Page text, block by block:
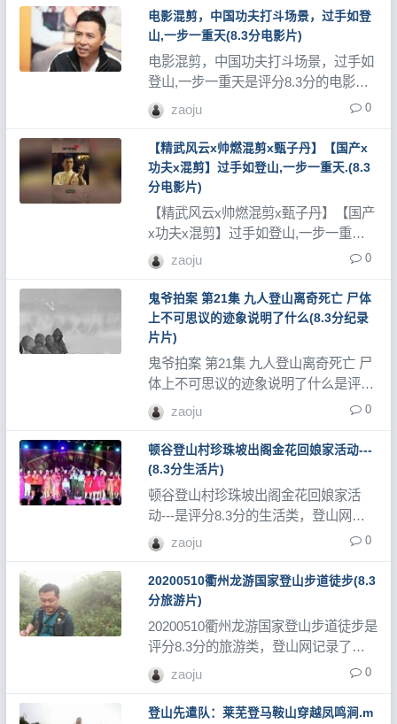
电影混剪，中国功夫打斗场景，过手如登
山,一步一重天(8.3分电影片)
电影混剪，中国功夫打斗场景，过手如
登山,一步一重天是评分8.3分的电影
类，登山网记录了大量登山视频、登山
教程和登山记录片。
zaoju 0
【精武风云x帅燃混剪x甄子丹】【国产x
功夫x混剪】过手如登山,一步一重天.(8.3
分电影片)
【精武风云x帅燃混剪x甄子丹】【国产
x功夫x混剪】过手如登山,一步一重天.
是评分8.3分的电影类，登山网记录了
大量登山视频、登山教程和登山记录
片。
zaoju 0
鬼爷拍案 第21集 九人登山离奇死亡 尸体
上不可思议的迹象说明了什么(8.3分纪录
片片)
鬼爷拍案 第21集 九人登山离奇死亡 尸
体上不可思议的迹象说明了什么是评分
8.3分的纪录片类，登山网记录了大量
登山视频、登山教程和登山记录片。
zaoju 0
顿谷登山村珍珠坡出阁金花回娘家活动---
(8.3分生活片)
顿谷登山村珍珠坡出阁金花回娘家活
动---是评分8.3分的生活类，登山网记
录了大量登山视频、登山教程和登山记
录片。
zaoju 0
20200510衢州龙游国家登山步道徒步(8.3
分旅游片)
20200510衢州龙游国家登山步道徒步是
评分8.3分的旅游类，登山网记录了大
量登山视频、登山教程和登山记录片。
zaoju 0
登山先遣队：莱芜登马鞍山穿越凤鸣涧.m